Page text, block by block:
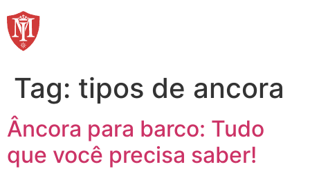
para
Tag: tipos de ancora
Âncora para barco: Tudo
que você precisa saber!